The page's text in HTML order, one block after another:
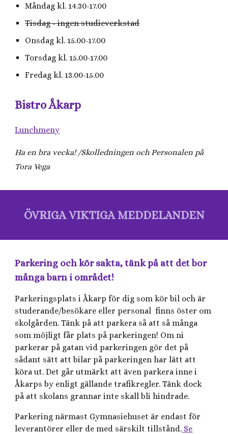
Måndag kl. 14.30-17.00
Tisdag - ingen studieverkstad
Onsdag kl. 15.00-17.00
Torsdag kl. 15.00-17.00
Fredag kl. 13.00-15.00
Bistro Åkarp
Lunchmeny
Ha en bra vecka! /Skolledningen och Personalen på
Tora Vega
ÖVRIGA VIKTIGA MEDDELANDEN
Parkering och kör sakta, tänk på att det bor
många barn i området!
Parkeringsplats i Åkarp för dig som kör bil och är
studerande/besökare eller personal finns öster om
skolgården. Tänk på att parkera så att så många
som möjligt får plats på parkeringen! Om ni
parkerar på gatan vid parkeringen gör det på
sådant sätt att bilar på parkeringen har lätt att
köra ut. Det går utmärkt att även parkera inne i
Åkarps by enligt gällande trafikregler. Tänk dock
på att skolans grannar inte skall bli hindrade.
Parkering närmast Gymnasiehuset är endast för
leverantörer eller de med särskilt tillstånd. Se